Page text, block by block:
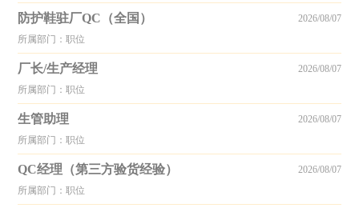
防护鞋驻厂QC（全国）
所属部门：职位
2026/08/07
厂长/生产经理
所属部门：职位
2026/08/07
生管助理
所属部门：职位
2026/08/07
QC经理（第三方验货经验）
所属部门：职位
2026/08/07